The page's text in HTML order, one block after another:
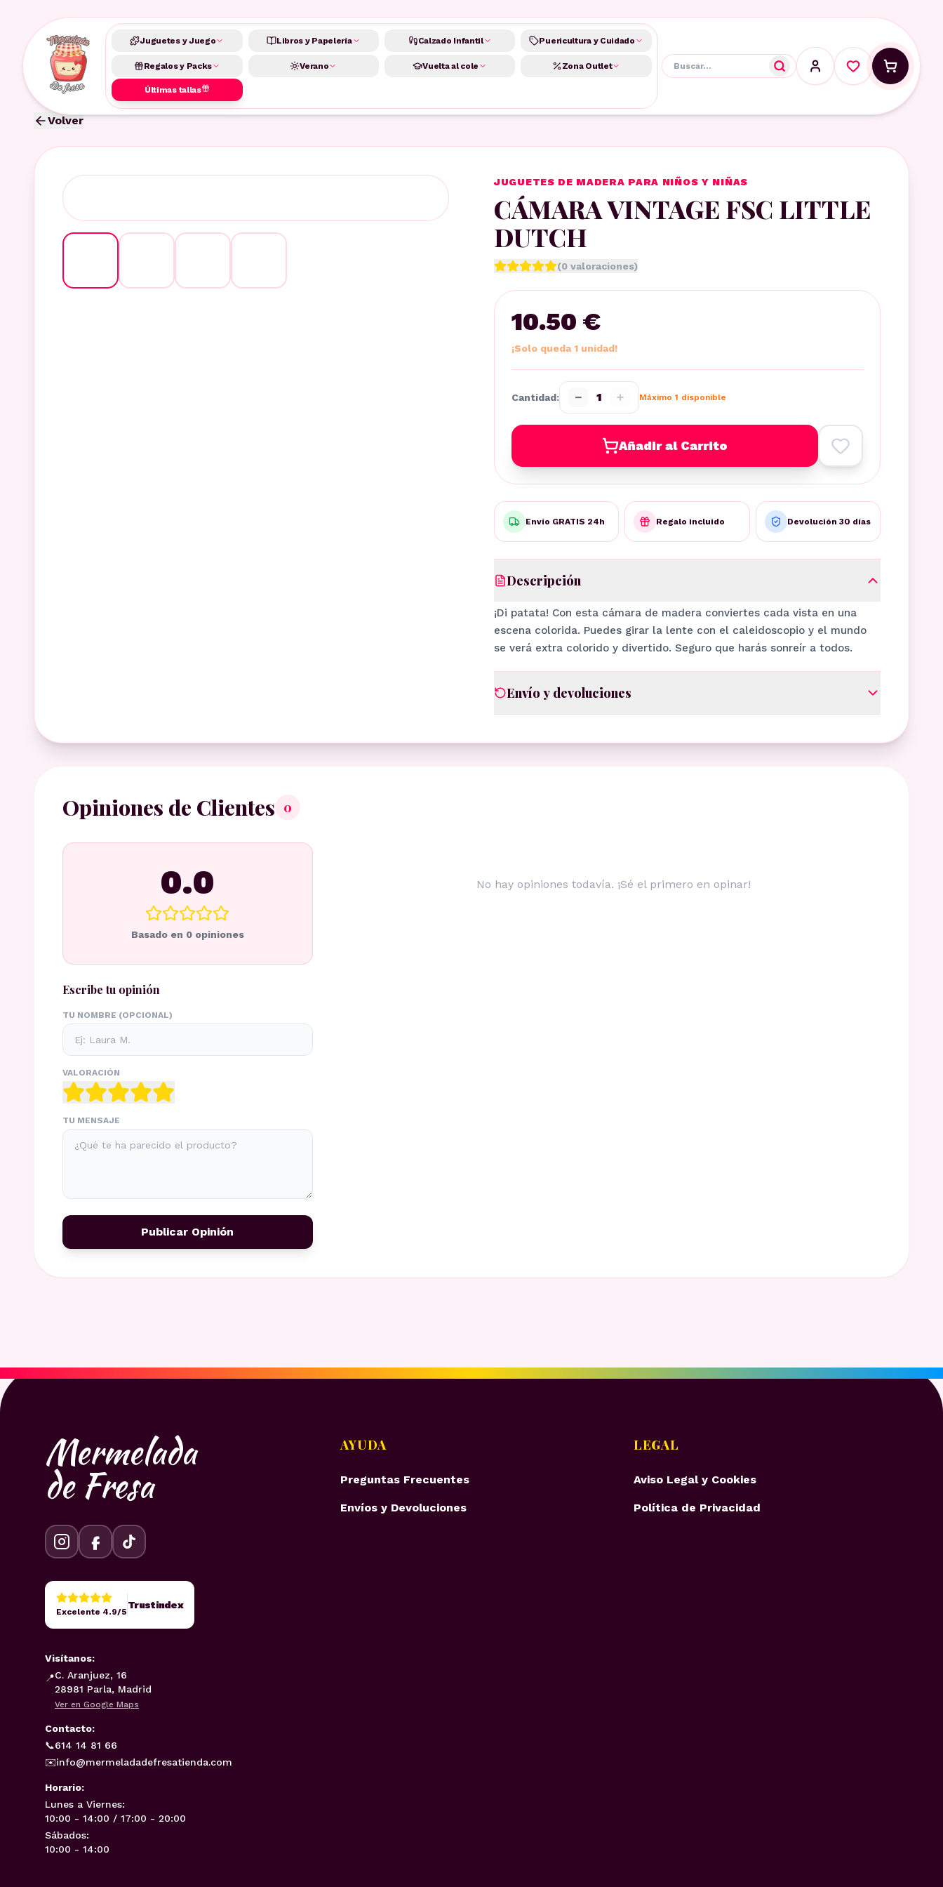
Juguetes y Juego Libros y Papelería Calzado Infantil Puericultura y Cuidado
Regalos y Packs Verano Vuelta al cole Zona Outlet
Últimas tallas
Volver
JUGUETES DE MADERA PARA NIÑOS Y NIÑAS
CÁMARA VINTAGE FSC LITTLE
DUTCH
(0 valoraciones)
10.50 €
¡Solo queda 1 unidad!
Cantidad: − 1 + Máximo 1 disponible
Añadir al Carrito
Envío GRATIS 24h Regalo incluido Devolución 30 días
Descripción
¡Di patata! Con esta cámara de madera conviertes cada vista en una
escena colorida. Puedes girar la lente con el caleidoscopio y el mundo
se verá extra colorido y divertido. Seguro que harás sonreír a todos.
Envío y devoluciones
Opiniones de Clientes 0
0.0
Basado en 0opiniones
Escribe tu opinión
TU NOMBRE (OPCIONAL)
VALORACIÓN
TU MENSAJE
Publicar Opinión
No hay opiniones todavía. ¡Sé el primero en opinar!
Mermelada
de Fresa
Excelente 4.9/5
Trustindex
Visítanos:
📍C. Aranjuez, 16
28981 Parla, Madrid
Ver en Google Maps
Contacto:
📞614 14 81 66
✉️info@mermeladadefresatienda.com
Horario:
Lunes a Viernes:
10:00 - 14:00 / 17:00 - 20:00
Sábados:
10:00 - 14:00
AYUDA
Preguntas Frecuentes
Envíos y Devoluciones
LEGAL
Aviso Legal y Cookies
Política de Privacidad